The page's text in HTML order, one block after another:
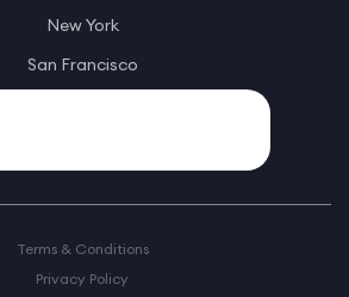
New York
San Francisco
Terms & Conditions
Privacy Policy